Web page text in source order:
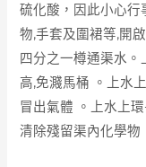
硫化酸，因此小心行
物,手套及圍裙等,開
四分之一樽通渠水
高,免濺馬桶 。上水
冒出氣體 。上水上
清除殘留渠內化學物